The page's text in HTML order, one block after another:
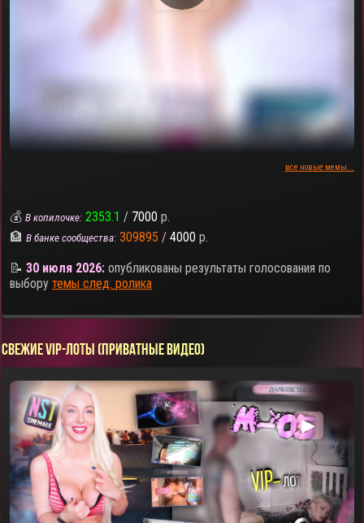
все новые мемы...
💰В копилочке: 2353.1 / 7000 р.
🏦В банке сообщества: 309895 / 4000 р.
📝30 июля 2026: опубликованы результаты голосования по
выборутемы след. ролика
СВЕЖИЕ VIP-ЛОТЫ (ПРИВАТНЫЕ ВИДЕО)
▶